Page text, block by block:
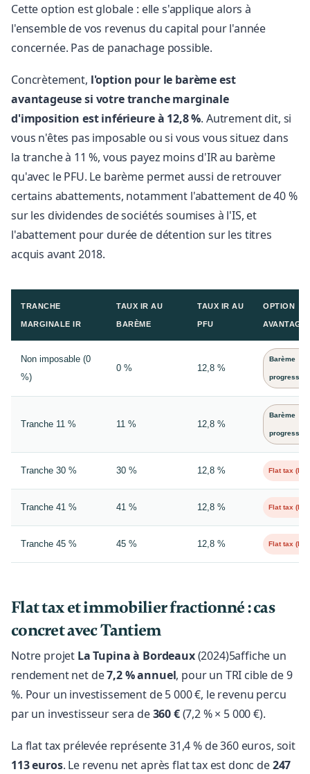
Cette option est globale : elle s'applique alors à
l'ensemble de vos revenus du capital pour l'année
concernée. Pas de panachage possible.
Concrètement, l'option pour le barème est
avantageuse si votre tranche marginale
d'imposition est inférieure à 12,8 %. Autrement dit, si
vous n'êtes pas imposable ou si vous vous situez dans
la tranche à 11 %, vous payez moins d'IR au barème
qu'avec le PFU. Le barème permet aussi de retrouver
certains abattements, notamment l'abattement de 40 %
sur les dividendes de sociétés soumises à l'IS, et
l'abattement pour durée de détention sur les titres
acquis avant 2018.
TRANCHE
MARGINALE IR
TAUX IR AU
BARÈME
TAUX IR AU
PFU
OPTION
Non imposable (0
%)
0 % 12,8 %
Barème
progressif
Tranche 11 % 11 % 12,8 %
Barème
progressif
Tranche 30 % 30 % 12,8 % Flat tax
Tranche 41 % 41 % 12,8 % Flat tax
Tranche 45 % 45 % 12,8 % Flat tax
Flat tax et immobilier fractionné : cas
concret avec Tantiem
Notre projet La Tupina à Bordeaux(2024)5affiche un
rendement net de7,2 % annuel, pour un TRI cible de 9
%. Pour un investissement de 5 000 €, le revenu percu
par un investisseur sera de360 €(7,2 % × 5 000 €).
La flat tax prélevée représente 31,4 % de 360 euros, soit
113 euros. Le revenu net après flat tax est donc de247